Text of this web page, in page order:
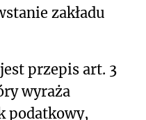
zakładu
przepis art. 3
wyraża
podatkowy,